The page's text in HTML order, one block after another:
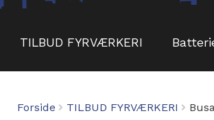
TILBUD FYRVÆRKERI
Forside TILBUD FYRVÆRKERI